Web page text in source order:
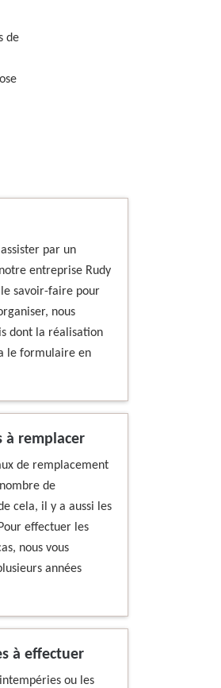
de
par un
entreprise Rudy
le savoir-faire pour
nous
dont la réalisation
le formulaire en
à remplacer
de remplacement
de
cela, il y a aussi les
effectuer les
nous vous
années
à effectuer
ou les